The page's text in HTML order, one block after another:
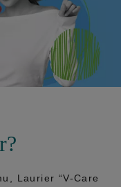
Laurier “V-Care